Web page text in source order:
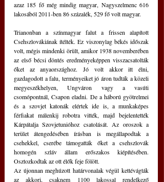
azaz 185 fő még mindig magyar, Nagyszelmenc 616
lakosából 2011-ben 86 százalék, 529 fő volt magyar.
Trianonban a színmagyar falut a frissen alapított
Csehszlovákiának ítélték. Ez viszonylag békés időszak
volt, mégis mindenki örült, amikor 1938 novemberében
az első bécsi döntés eredményeképpen visszacsatolták
őket az anyaországhoz. Jó volt akkor itt élni,
gazdagodott a falu, terményeiket jó áron tudták a közeli
megyeszékhelyen, Ungváron vagy a vasúti
csomópontnál, Csapon eladni. De a háború gyötrelmei
és a szovjet katonák elértek ide is, a munkaképes
férfiakat málenkij robotra vitték, majd bejelentették
Kárpátalja Szovjetunióhoz csatolását. Az oroszok a
terület átengedésében írásban is megállapodtak a
csehekkel, cserébe támogatták őket a csehszlovák
homogén szláv állam erőszakos kiépítésében.
Osztozkodtak az ott élők feje fölött.
Az újonnan meghúzott határvonalak végül kettévágták
az akkori, csaknem 1100 lakossal rendelkező